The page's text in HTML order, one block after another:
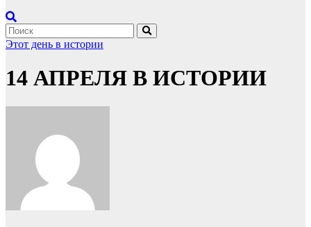
Этот день в истории
14 АПРЕЛЯ В ИСТОРИИ